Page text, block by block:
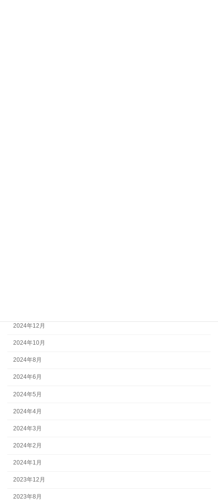
2024年12月
2024年10月
2024年8月
2024年6月
2024年5月
2024年4月
2024年3月
2024年2月
2024年1月
2023年12月
2023年8月